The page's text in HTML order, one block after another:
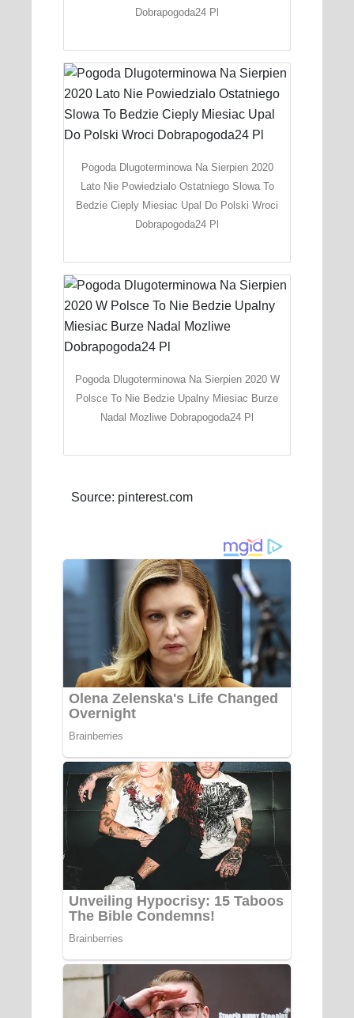
Dobrapogoda24 Pl
Pogoda Dlugoterminowa Na Sierpien 2020
Lato Nie Powiedzialo Ostatniego Slowa To
Bedzie Cieply Miesiac Upal Do Polski Wroci
Dobrapogoda24 Pl
Pogoda Dlugoterminowa Na Sierpien 2020 W
Polsce To Nie Bedzie Upalny Miesiac Burze
Nadal Mozliwe Dobrapogoda24 Pl
Source: pinterest.com